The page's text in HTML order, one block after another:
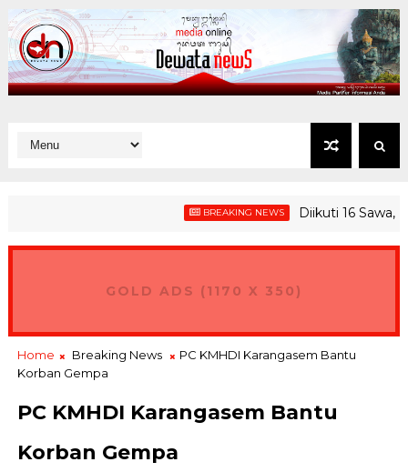
BREAKING NEWS Diikuti 16 Sawa,
GOLD ADS (1170 X 350)
Home Breaking News
PC KMHDI Karangasem Bantu
Korban Gempa
PC KMHDI Karangasem Bantu
Korban Gempa